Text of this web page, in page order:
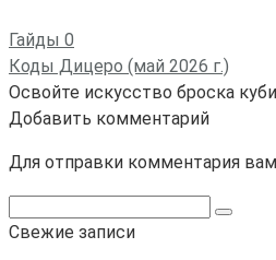
Гайды 0
Коды Дицеро (май 2026 г.)
Освойте искусство броска
Добавить комментарий
Для отправки комментария
Свежие записи